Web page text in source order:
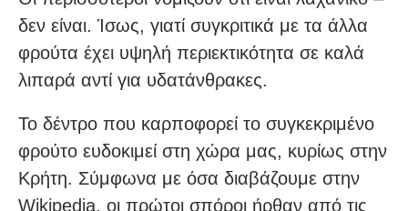
δεν είναι. Ίσως, γιατί συγκριτικά με τα άλλα
φρούτα έχει υψηλή περιεκτικότητα σε καλά
λιπαρά αντί για υδατάνθρακες.
Το δέντρο που καρποφορεί το συγκεκριμένο
φρούτο ευδοκιμεί στη χώρα μας, κυρίως στην
Κρήτη. Σύμφωνα με όσα διαβάζουμε στην
Wikipedia, οι πρώτοι σπόροι ήρθαν από τις